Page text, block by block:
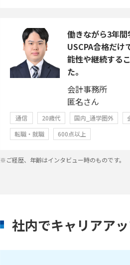
働きながら3年間
USCPA合格だけ
能性や継続する
た。
会計事務所
匿名さん
通信 20歳代 国内_通学圏外
転職・就職
600点以上
※ご経歴、年齢はインタビュー時のものです。
社内でキャリアア